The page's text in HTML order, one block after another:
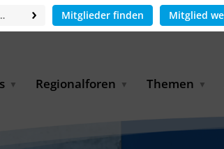
Mitglieder finden Mitglied
Regionalforen Themen